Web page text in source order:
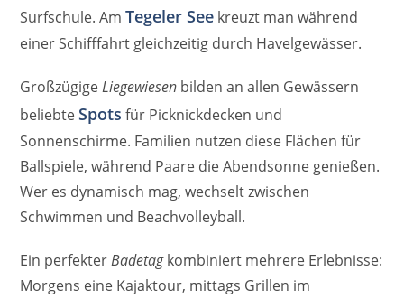
Surfschule. AmTegeler See kreuzt man während
einer Schifffahrt gleichzeitig durch Havelgewässer.
GroßzügigeLiegewiesen bilden an allen Gewässern
beliebteSpots für Picknickdecken und
Sonnenschirme. Familien nutzen diese Flächen für
Ballspiele, während Paare die Abendsonne genießen.
Wer es dynamisch mag, wechselt zwischen
Schwimmen und Beachvolleyball.
Ein perfekterBadetagkombiniert mehrere Erlebnisse:
Morgens eine Kajaktour, mittags Grillen im